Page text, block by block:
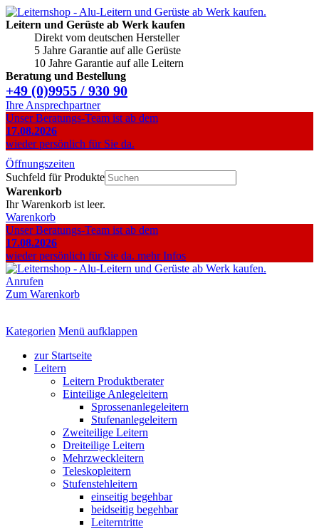
Leitern und Gerüste ab Werk kaufen
Direkt vom deutschen Hersteller
5 Jahre Garantie auf alle Gerüste
10 Jahre Garantie auf alle Leitern
Beratung und Bestellung
+49 (0)9955 / 930 90
Ihre Ansprechpartner
Unser Beratungs-Team ist ab dem
17.08.2026
wieder persönlich für Sie da.
Öffnungszeiten
Suchfeld für Produkte
Warenkorb
Ihr Warenkorb ist leer.
Warenkorb
Unser Beratungs-Team ist ab dem
17.08.2026
wieder persönlich für Sie da. mehr Infos
Anrufen
Zum Warenkorb
Kategorien Menü aufklappen
zur Startseite
Leitern
Leitern Produktberater
Einteilige Anlegeleitern
Sprossenanlegeleitern
Stufenanlegeleitern
Zweiteilige Leitern
Dreiteilige Leitern
Mehrzweckleitern
Teleskopleitern
Stufenstehleitern
einseitig begehbar
beidseitig begehbar
Leiterntritte